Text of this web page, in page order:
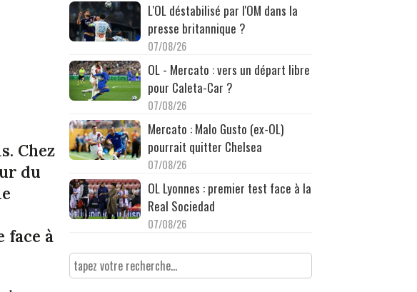
Chez
du
face à
L'OL déstabilisé par l'OM dans la
presse britannique ?
07/08/26
OL - Mercato : vers un départ libre
pour Caleta-Car ?
07/08/26
Mercato : Malo Gusto (ex-OL)
pourrait quitter Chelsea
07/08/26
OL Lyonnes : premier test face à la
Real Sociedad
07/08/26